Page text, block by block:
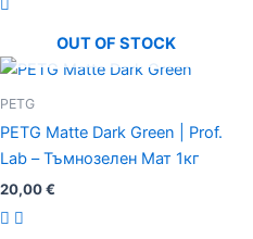
OUT OF STOCK
PETG
PETG Matte Dark Green | Prof.
Lab – Тъмнозелен Мат 1кг
20,00€